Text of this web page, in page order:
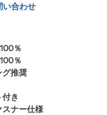
い合わせ
％
％
推奨
付き
スナー仕様